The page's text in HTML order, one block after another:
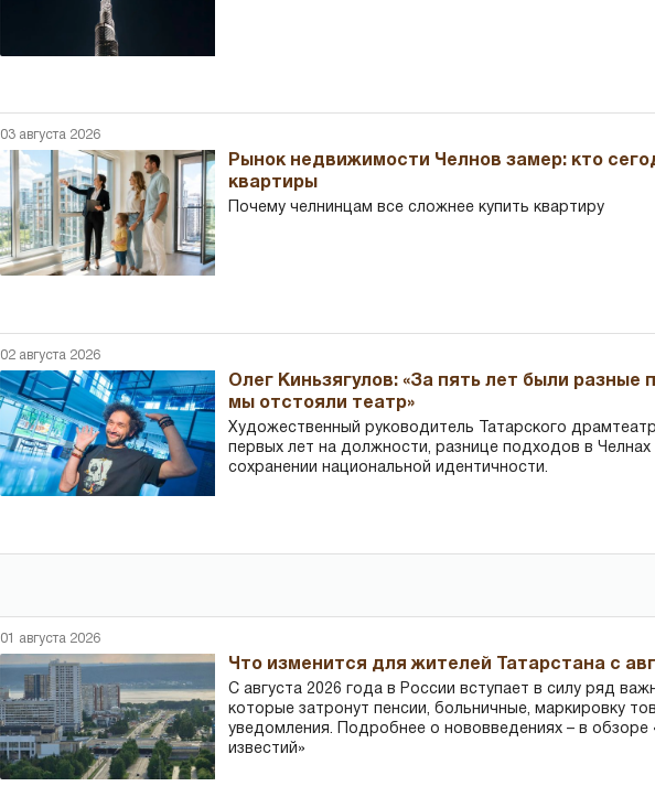
03 августа 2026
Рынок недвижимости Челнов замер: кто
квартиры
Почему челнинцам все сложнее купить квартиру
02 августа 2026
Олег Киньзягулов: «За пять лет были разные
мы отстояли театр»
Художественный руководитель Татарского
первых лет на должности, разнице подходов в Челнах
сохранении национальной идентичности.
01 августа 2026
Что изменится для жителей Татарстана с
С августа 2026 года в России вступает в силу ряд
которые затронут пенсии, больничные, маркировку
уведомления. Подробнее о нововведениях – в обзоре
известий»